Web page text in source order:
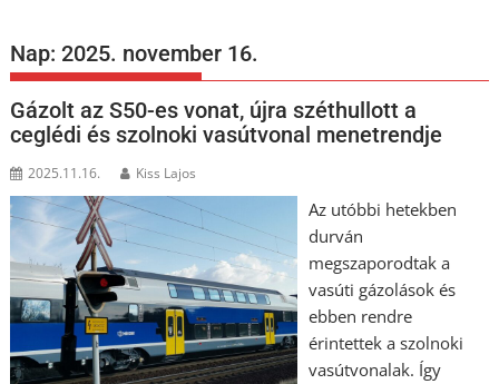
Nap:2025. november 16.
Gázolt az S50-es vonat, újra széthullott a
ceglédi és szolnoki vasútvonal menetrendje
2025.11.16. Kiss Lajos
Az utóbbi hetekben
durván
megszaporodtak a
vasúti gázolások és
ebben rendre
érintettek a szolnoki
vasútvonalak. Így